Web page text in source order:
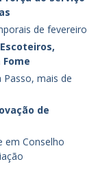
de fevereiro
Passo, mais de
de
em Conselho